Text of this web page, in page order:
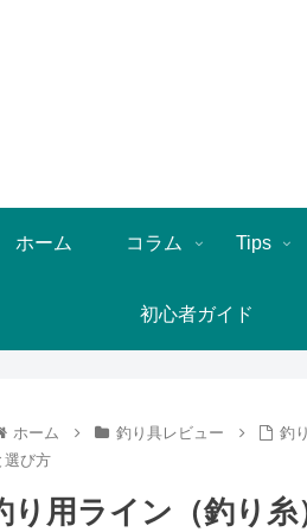
ホーム コラム Tips
初心者ガイド
ホーム 釣り具レビュー
釣
選び方
り用ライン（釣り